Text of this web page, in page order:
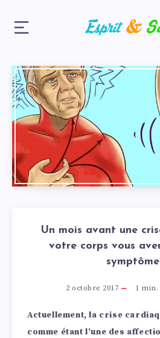
Un mois avant une
votre corps vous
2 octobre 2017 1 min.
Actuellement, la crise
comme étant l’une des